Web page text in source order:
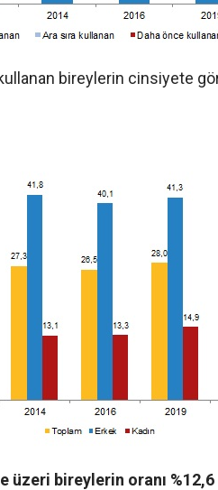
bireylerin cinsiyete
üzeri bireylerin oranı